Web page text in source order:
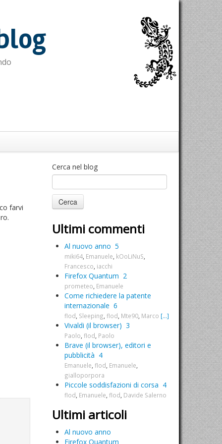
farvi
Cerca nel blog
Ultimi commenti
Al nuovo anno 5
miki64 Emanuele kOoLiNuS
Francesco iacchi
Firefox Quantum 2
prometeo Emanuele
Come richiedere la patente
internazionale 6
flod Sleeping flod Mte90 Marco [...]
Vivaldi (il browser) 3
Paolo flod Paolo
Brave (il browser), editori e
pubblicità 4
Emanuele flod Emanuele
gialloporpora
Piccole soddisfazioni di corsa 4
flod Emanuele flod Davide Salerno
Ultimi articoli
Al nuovo anno
Firefox Quantum